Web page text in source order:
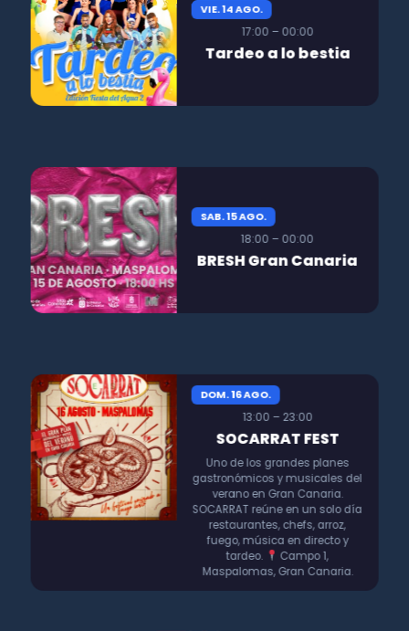
VIE. 14 AGO.
17:00 – 00:00
Tardeo a lo bestia
SAB. 15 AGO.
18:00 – 00:00
BRESH Gran Canaria
DOM. 16 AGO.
13:00 – 23:00
SOCARRAT FEST
Uno de los grandes planes
gastronómicos y musicales del
verano en Gran Canaria.
SOCARRAT reúne en un solo día
restaurantes, chefs, arroz,
fuego, música en directo y
tardeo.
Campo 1,
Maspalomas, Gran Canaria.